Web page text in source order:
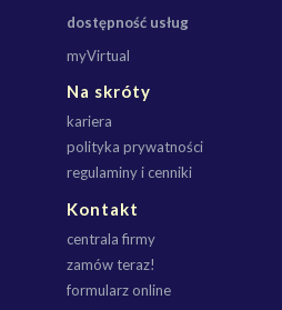
dostępność usług
myVirtual
Na skróty
kariera
polityka prywatności
regulaminy i cenniki
Kontakt
centrala firmy
zamów teraz!
formularz online